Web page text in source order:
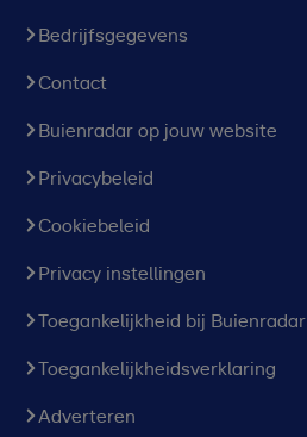
Bedrijfsgegevens
Contact
Buienradar op jouw website
Privacybeleid
Cookiebeleid
Privacy instellingen
Toegankelijkheid bij Buienradar
Toegankelijkheidsverklaring
Adverteren